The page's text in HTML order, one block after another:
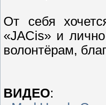
От себя
«JACis» и
волонтёрам,
ВИДЕО: